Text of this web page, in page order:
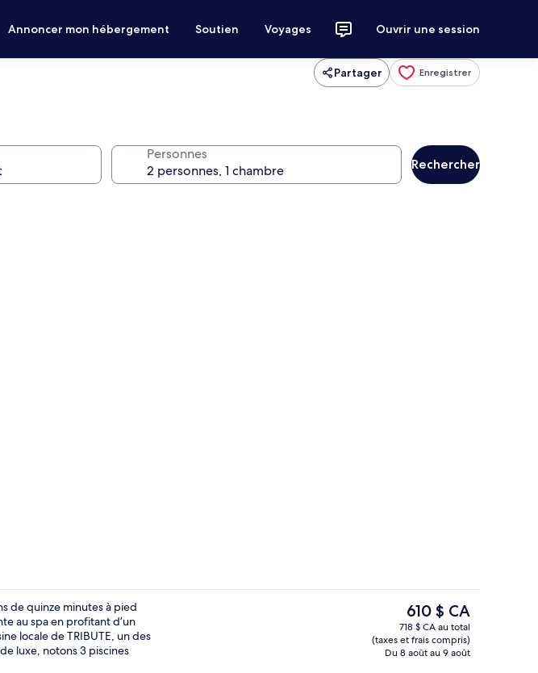
Annoncer mon hébergement Soutien Voyages Ouvrir une session
Partager Enregistrer
Personnes
Rechercher
Centre d’entraînement physique Façade de l’hébergement
de quinze minutes à pied
au spa en profitant d’un
locale de TRIBUTE, un des
luxe, notons 3 piscines
Le
prix
actuel
est
610 $ CA
718 $ CA au total
(taxes et frais compris)
Du 8 août au 9 août